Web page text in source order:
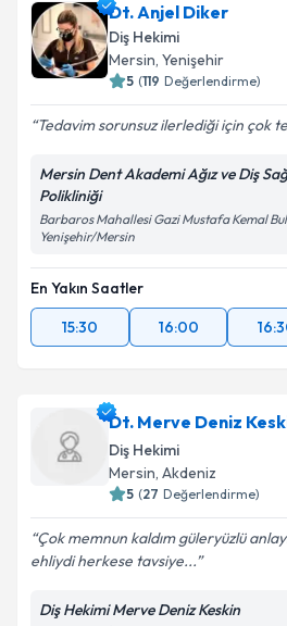
Dt. Anjel Diker
Diş Hekimi
Mersin, Yenişehir
5 (119 Değerlendirme)
Tedavim sorunsuz ilerlediği için çok
Mersin Dent Akademi Ağız ve Diş
Polikliniği
Barbaros Mahallesi Gazi Mustafa Kemal
Yenişehir/Mersin
En Yakın Saatler
15:30
16:00
Dt. Merve Deniz
Diş Hekimi
Mersin, Akdeniz
5 (27 Değerlendirme)
Çok memnun kaldım güleryüzlü
ehliydi herkese tavsiye...
Diş Hekimi Merve Deniz Keskin